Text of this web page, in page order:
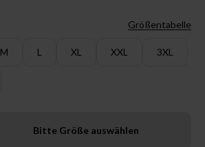
Größentabelle
M L XL XXL 3XL
Bitte Größe auswählen